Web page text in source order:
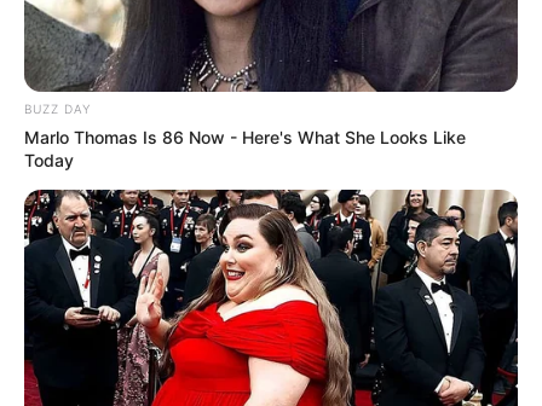
TULIS KOMENTAR
Alamat email Anda tidak akan dipublikasikan. Ruas yang wajib ditandai *
BUZZ DAY
Marlo Thomas Is 86 Now - Here's What She Looks Like
Today